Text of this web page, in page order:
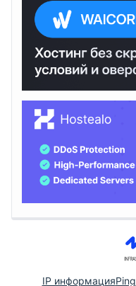
IP информацияPing